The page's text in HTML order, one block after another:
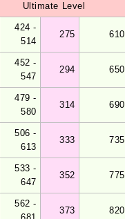
Ultimate Level
424 -
514
275 610
452 -
547
294 650
479 -
580
314 690
506 -
613
333 735
533 -
647
352 775
562 -
373 820